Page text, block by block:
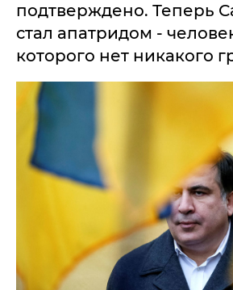
подтверждено. Теперь
стал апатридом -
которого нет никакого